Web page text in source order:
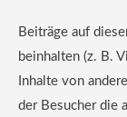
Beiträge auf
beinhalten (z. B.
Inhalte von
der Besucher die